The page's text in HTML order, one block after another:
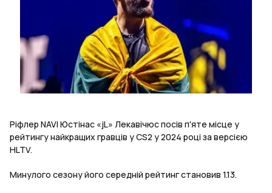
Ріфлер NAVI Юстінас «jL» Лекавічюс посів п'яте місце у
рейтингу найкращих гравців у CS2 у 2024 році за версією
HLTV.
Минулого сезону його середній рейтинг становив 1.13.